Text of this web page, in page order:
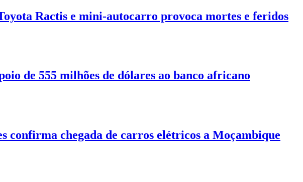
Ractis e mini-autocarro provoca mortes e feridos
de 555 milhões de dólares ao banco africano
confirma chegada de carros elétricos a Moçambique